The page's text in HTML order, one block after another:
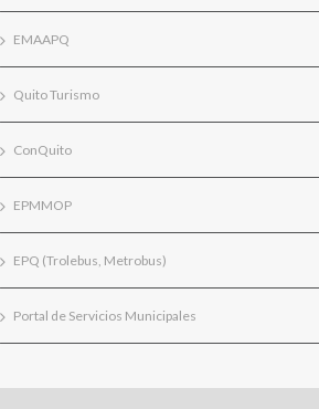
EMAAPQ
Quito Turismo
ConQuito
EPMMOP
EPQ (Trolebus, Metrobus)
Portal de Servicios Municipales